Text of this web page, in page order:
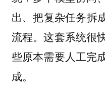
出、把复杂任务拆
流程。这套系统很
些原本需要人工完
成。